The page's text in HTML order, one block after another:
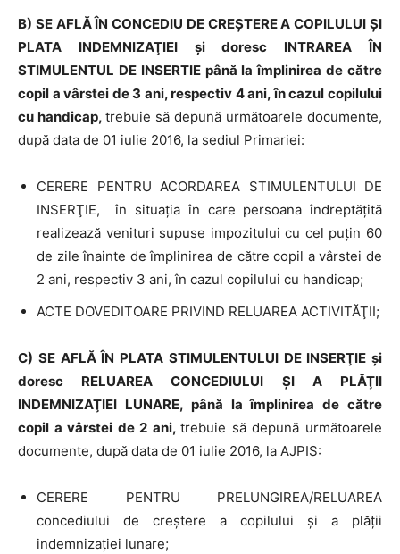
B) SE AFLĂ ÎN CONCEDIU DE CREŞTERE A COPILULUI ŞI
PLATA INDEMNIZAŢIEI şi doresc INTRAREA ÎN
STIMULENTUL DE INSERTIE până la împlinirea de către
copil a vârstei de 3 ani, respectiv 4 ani, în cazul copilului
cu handicap, trebuie să depună următoarele documente,
după data de 01 iulie 2016, la sediul Primariei:
CERERE PENTRU ACORDAREA STIMULENTULUI DE
INSERŢIE, în situaţia în care persoana îndreptăţită
realizează venituri supuse impozitului cu cel puţin 60
de zile înainte de împlinirea de către copil a vârstei de
2 ani, respectiv 3 ani, în cazul copilului cu handicap;
ACTE DOVEDITOARE PRIVIND RELUAREA ACTIVITĂŢII;
C) SE AFLĂ ÎN PLATA STIMULENTULUI DE INSERŢIE și
doresc RELUAREA CONCEDIULUI ŞI A PLĂŢII
INDEMNIZAŢIEI LUNARE, până la împlinirea de către
copil a vârstei de 2 ani,trebuie să depună următoarele
documente, după data de 01 iulie 2016, la AJPIS:
CERERE PENTRU PRELUNGIREA/RELUAREA
concediului de creştere a copilului şi a plăţii
indemnizaţiei lunare;